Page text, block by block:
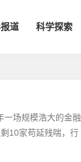
道 科学探索
一场规模浩大的金融
10家苟延残喘，行